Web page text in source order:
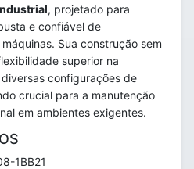
, projetado para
e confiável de
Sua construção sem
superior na
configurações de
crucial para a manutenção
em ambientes exigentes.
1BB21